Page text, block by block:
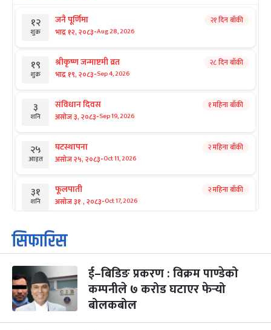
१२
शुक्र
जनै पूर्णिमा
भाद्र १२, २०८३-Aug 28, 2026
२१ दिन बाँकी
१९
शुक्र
श्रीकृष्ण जन्माष्टमी व्रत
भाद्र १९, २०८३-Sep 4, 2026
२८ दिन बाँकी
३
शनि
संविधान दिवस
असोज ३, २०८३-Sep 19, 2026
१ महिना बाँकी
२५
आइत
घटस्थापना
असोज २५, २०८३-Oct 11, 2026
२ महिना बाँकी
३१
शनि
फूलपाती
असोज ३१ , २०८३-Oct 17, 2026
२ महिना बाँकी
१
आइत
कार्तिक सङ्क्रान्ति
कार्तिक १, २०८३
३
मंगल
महानवमी
कार्तिक ३, २०८३-Oct 20, 2026
२ महिना बाँकी
४
सिफारिस
ई–बिडिङ प्रकरण : विक्रम पाण्डेको
कम्पनीले ७ करोड घटाएर फेर्‍यो
बोलकबोल